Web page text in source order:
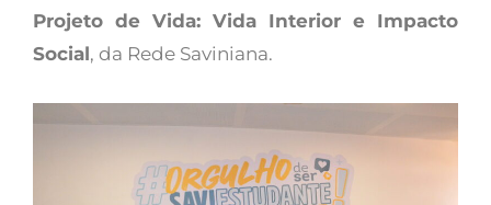
Projeto de Vida: Vida Interior e Impacto
Social, da Rede Saviniana.